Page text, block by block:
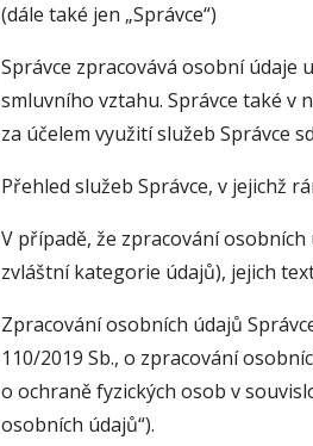
(dále také jen „Správce“)
Správce zpracovává osobní údaje
smluvního vztahu. Správce také v
za účelem využití služeb Správce
Přehled služeb Správce, v jejichž
V případě, že zpracování
zvláštní kategorie údajů), jejich
Zpracování osobních údajů
110/2019 Sb., o zpracování
o ochraně fyzických osob v
osobních údajů“).